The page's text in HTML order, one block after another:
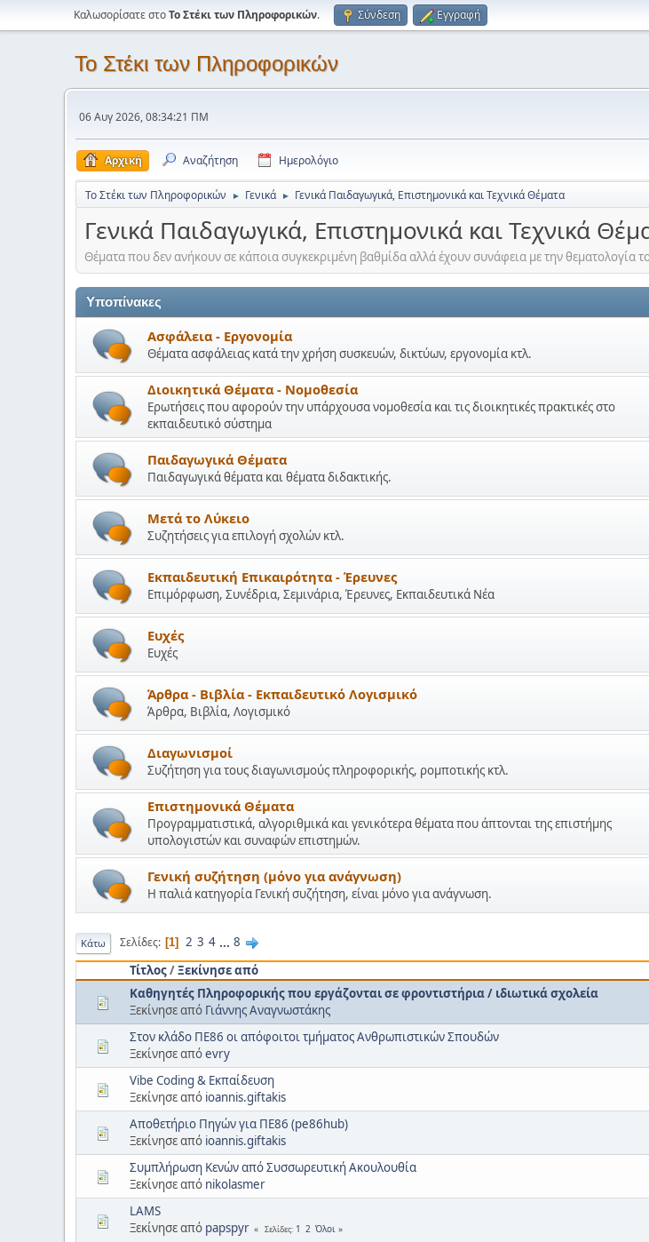
Καλωσορίσατε στοΤο Στέκι των Πληροφορικών. Σύνδεση Εγγραφή
Το Στέκι των Πληροφορικών
06 Αυγ 2026, 08:34:21 ΠΜ
Αρχική Αναζήτηση Ημερολόγιο
Το Στέκι των Πληροφορικών ► Γενικά ► Γενικά Παιδαγωγικά, Επιστημονικά και Τεχνικά Θέματα
Γενικά Παιδαγωγικά, Επιστημονικά και Τεχνικά
Θέματα που δεν ανήκουν σε κάποια συγκεκριμένη βαθμίδα αλλά έχουν συνάφεια με την θεματολογία
Υποπίνακες
Ασφάλεια - Εργονομία
Θέματα ασφάλειας κατά την χρήση συσκευών, δικτύων, εργονομία κτλ.
Διοικητικά Θέματα - Νομοθεσία
Ερωτήσεις που αφορούν την υπάρχουσα νομοθεσία και τις διοικητικές πρακτικές στο
εκπαιδευτικό σύστημα
Παιδαγωγικά Θέματα
Παιδαγωγικά θέματα και θέματα διδακτικής.
Μετά το Λύκειο
Συζητήσεις για επιλογή σχολών κτλ.
Εκπαιδευτική Επικαιρότητα - Έρευνες
Επιμόρφωση, Συνέδρια, Σεμινάρια, Έρευνες, Εκπαιδευτικά Νέα
Ευχές
Ευχές
Άρθρα - Βιβλία - Εκπαιδευτικό Λογισμικό
Άρθρα, Βιβλία, Λογισμικό
Διαγωνισμοί
Συζήτηση για τους διαγωνισμούς πληροφορικής, ρομποτικής κτλ.
Επιστημονικά Θέματα
Προγραμματιστικά, αλγοριθμικά και γενικότερα θέματα που άπτονται της επιστήμης
υπολογιστών και συναφών επιστημών.
Γενική συζήτηση (μόνο για ανάγνωση)
Η παλιά κατηγορία Γενική συζήτηση, είναι μόνο για ανάγνωση.
Κάτω Σελίδες 1 2 3 4 ... 8
Τίτλος/Ξεκίνησε από
Καθηγητές Πληροφορικής που εργάζονται σε φροντιστήρια / ιδιωτικά σχολεία
Ξεκίνησε από Γιάννης Αναγνωστάκης
Στον κλάδο ΠΕ86 οι απόφοιτοι τμήματος Ανθρωπιστικών Σπουδών
Ξεκίνησε απόevry
Vibe Coding & Εκπαίδευση
Ξεκίνησε από ioannis.giftakis
Αποθετήριο Πηγών για ΠΕ86 (pe86hub)
Ξεκίνησε από ioannis.giftakis
Συμπλήρωση Κενών από Συσσωρευτική Ακουλουθία
Ξεκίνησε από nikolasmer
LAMS
Ξεκίνησε από papspyr Σελίδες 1 2 Όλοι